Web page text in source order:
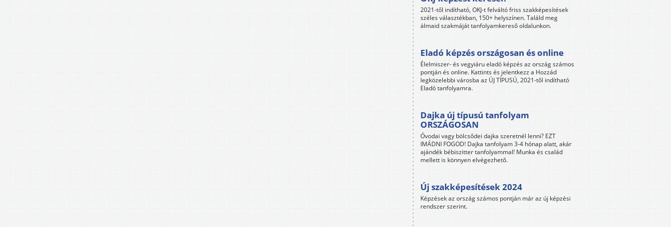
2021-től indítható, OKJ-t felváltó friss szakképesítések
széles választékban, 150+ helyszínen. Találd meg
álmaid szakmáját tanfolyamkereső oldalunkon.
Eladó képzés országosan és online
Élelmiszer- és vegyiáru eladó képzés az ország számos
pontján és online. Kattints és jelentkezz a Hozzád
legközelebbi városba az ÚJ TÍPUSÚ, 2021-től indítható
Eladó tanfolyamra.
Dajka új típusú tanfolyam
ORSZÁGOSAN
Óvodai vagy bölcsődei dajka szeretnél lenni? EZT
IMÁDNI FOGOD! Dajka tanfolyam 3-4 hónap alatt, akár
ajándék bébiszitter tanfolyammal! Munka és család
mellett is könnyen elvégezhető.
Új szakképesítések 2024
Képzések az ország számos pontján már az új képzési
rendszer szerint.